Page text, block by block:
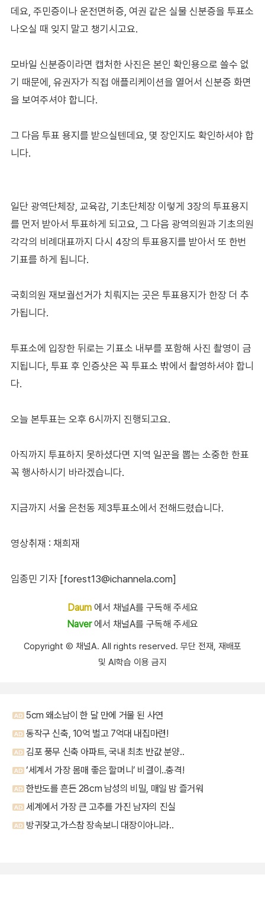
데요, 주민증이나 운전면허증, 여권 같은 실물 신분증을 투표소
나오실 때 잊지 말고 챙기시고요.
모바일 신분증이라면 캡처한 사진은 본인 확인용으로 쓸수 없
기 때문에, 유권자가 직접 애플리케이션을 열어서 신분증 화면
을 보여주셔야 합니다.
그 다음 투표 용지를 받으실텐데요, 몇 장인지도 확인하셔야 합
니다.
일단 광역단체장, 교육감, 기초단체장 이렇게 3장의 투표용지
를 먼저 받아서 투표하게 되고요, 그 다음 광역의원과 기초의원
각각의 비례대표까지 다시 4장의 투표용지를 받아서 또 한번
기표를 하게 됩니다.
국회의원 재보궐선거가 치뤄지는 곳은 투표용지가 한장 더 추
가됩니다.
투표소에 입장한 뒤로는 기표소 내부를 포함해 사진 촬영이 금
지됩니다, 투표 후 인증샷은 꼭 투표소 밖에서 촬영하셔야 합니
다.
오늘 본투표는 오후 6시까지 진행되고요.
아직까지 투표하지 못하셨다면 지역 일꾼을 뽑는 소중한 한표
꼭 행사하시기 바라겠습니다.
지금까지 서울 은천동 제3투표소에서 전해드렸습니다.
영상취재 : 채희재
임종민 기자 [forest13@ichannela.com]
Daum에서 채널A를 구독해 주세요
Naver에서 채널A를 구독해 주세요
Copyright Ⓒ 채널A. All rights reserved. 무단 전재, 재배포
및 AI학습 이용 금지